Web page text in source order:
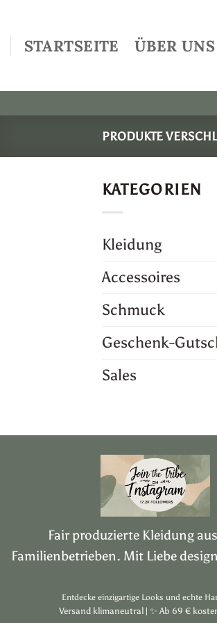
Inhalt
springen
STARTSEITE ÜBER UNS
PRODUKTE
KATEGORIEN
Kleidung
Accessoires
Schmuck
Geschenk-
Sales
Fair produzierte Kleidung
Familienbetrieben. Mit Liebe
Entdecke einzigartige Looks und echte
Versand klimaneutral | ✨ Ab 69 €